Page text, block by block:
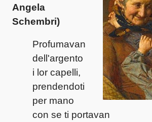
Angela
Schembri)
Profumavan
dell'argento
i lor capelli,
prendendoti
per mano
con se ti portavan